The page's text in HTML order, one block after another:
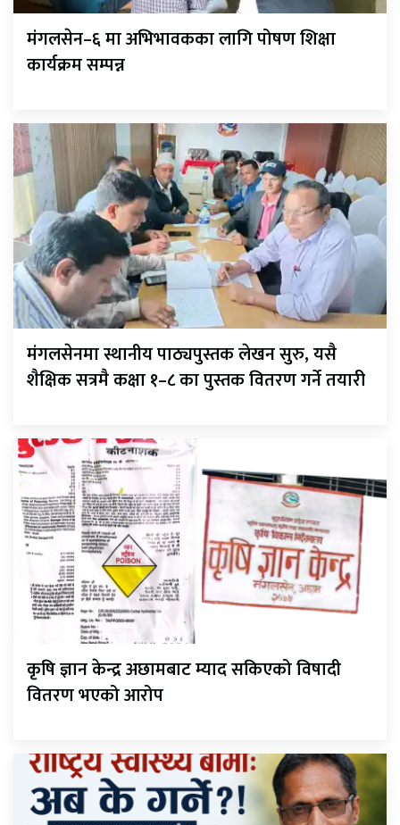
मंगलसेन–६ मा अभिभावकका लागि पोषण शिक्षा
कार्यक्रम सम्पन्न
मंगलसेनमा स्थानीय पाठ्यपुस्तक लेखन सुरु, यसै
शैक्षिक सत्रमै कक्षा १–८ का पुस्तक वितरण गर्ने तयारी
कृषि ज्ञान केन्द्र अछामबाट म्याद सकिएको विषादी
वितरण भएको आरोप